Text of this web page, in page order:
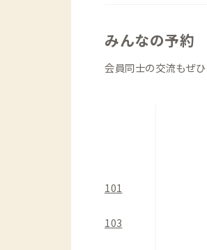
お気に入りの場所
この歴史ある家で
みんなの予約
会員同士の交流もぜ
101
103